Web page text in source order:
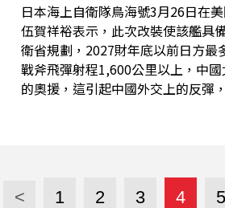
日本海上自衛隊鳥海號3月26日在
伍賀祥裕表示，此次改裝使該艦具
衛省規劃，2027財年底以前日方最
戰斧飛彈射程1,600公里以上，中
的奧援，這引起中國外交上的反彈
< 1 2 3 4 5